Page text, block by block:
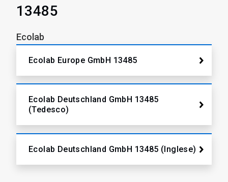
13485
Ecolab
Ecolab Europe GmbH 13485
Ecolab Deutschland GmbH 13485
(Tedesco)
Ecolab Deutschland GmbH 13485 (Inglese)